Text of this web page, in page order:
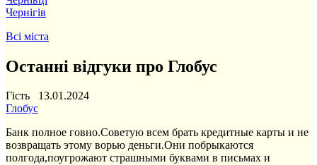
Чернігів
Всі міста
Останні відгуки про Глобус
Гість 13.01.2024
Глобус
Банк полное говно.Советую всем брать кредитные карты и не
возвращать этому ворью деньги.Они побрыкаются
полгода,поугрожают страшными буквами в письмах и